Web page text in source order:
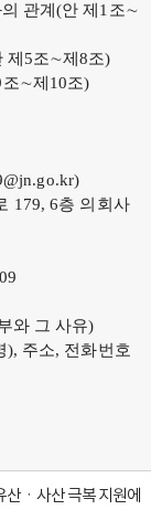
관계(안 제1조∼
제5조∼제8조)
조∼제10조)
179, 6층 의회사
와 그 사유)
주소, 전화번호
ㆍ사산 극복 지원에